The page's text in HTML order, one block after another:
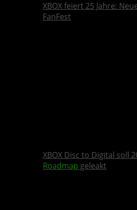
XBOX feiert 25 Jahre:
FanFest
XBOX Disc to Digital soll
Roadmap geleakt